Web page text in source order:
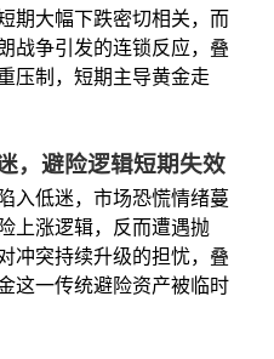
期大幅下跌密切相关，而
战争引发的连锁反应，叠
压制，短期主导黄金走
，避险逻辑短期失效
入低迷，市场恐慌情绪蔓
上涨逻辑，反而遭遇抛
冲突持续升级的担忧，叠
这一传统避险资产被临时